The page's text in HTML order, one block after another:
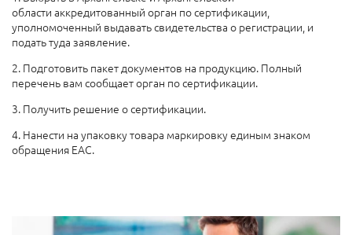
области аккредитованный орган по сертификации,
уполномоченный выдавать свидетельства о регистрации, и
подать туда заявление.
2. Подготовить пакет документов на продукцию. Полный
перечень вам сообщает орган по сертификации.
3. Получить решение о сертификации.
4. Нанести на упаковку товара маркировку единым знаком
обращения ЕАС.